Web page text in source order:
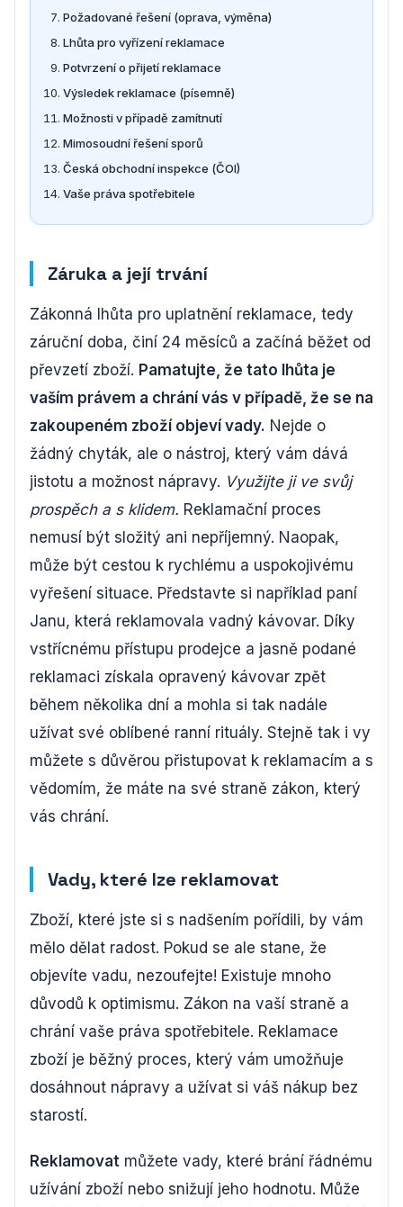
Požadované řešení (oprava, výměna)
Lhůta pro vyřízení reklamace
Potvrzení o přijetí reklamace
Výsledek reklamace (písemně)
Možnosti v případě zamítnutí
Mimosoudní řešení sporů
Česká obchodní inspekce (ČOI)
Vaše práva spotřebitele
Záruka a její trvání
Zákonná lhůta pro uplatnění reklamace, tedy
záruční doba, činí 24 měsíců a začíná běžet od
převzetí zboží. Pamatujte, že tato lhůta je
vaším právem a chrání vás v případě, že se na
zakoupeném zboží objeví vady. Nejde o
žádný chyták, ale o nástroj, který vám dává
jistotu a možnost nápravy. Využijte ji ve svůj
prospěch a s klidem. Reklamační proces
nemusí být složitý ani nepříjemný. Naopak,
může být cestou k rychlému a uspokojivému
vyřešení situace. Představte si například paní
Janu, která reklamovala vadný kávovar. Díky
vstřícnému přístupu prodejce a jasně podané
reklamaci získala opravený kávovar zpět
během několika dní a mohla si tak nadále
užívat své oblíbené ranní rituály. Stejně tak i vy
můžete s důvěrou přistupovat k reklamacím a s
vědomím, že máte na své straně zákon, který
vás chrání.
Vady, které lze reklamovat
Zboží, které jste si s nadšením pořídili, by vám
mělo dělat radost. Pokud se ale stane, že
objevíte vadu, nezoufejte! Existuje mnoho
důvodů k optimismu. Zákon na vaší straně a
chrání vaše práva spotřebitele. Reklamace
zboží je běžný proces, který vám umožňuje
dosáhnout nápravy a užívat si váš nákup bez
starostí.
Reklamovat můžete vady, které brání řádnému
užívání zboží nebo snižují jeho hodnotu. Může